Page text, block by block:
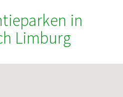
in
Limburg